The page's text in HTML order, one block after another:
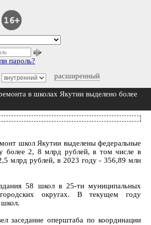
расширенный
пароль?
в школах Якутии выделено более
школ Якутии выделены федеральные
более 2, 8 млрд рублей, в том числе в
млрд рублей, в 2023 году - 356,89 млн
58 школ в 25-ти муниципальных
округах. В текущем году
заседание оперштаба по координации